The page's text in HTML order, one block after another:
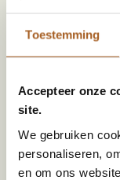
Toestemming
Accepteer onze
site.
We gebruiken
personaliseren,
en om ons
voor stuk vervaardigd
oud is en afkomstig is
om hun vakwerk,
je nu houdt van
traditionele
Bovendien bieden wij
de perfecte tafel kan